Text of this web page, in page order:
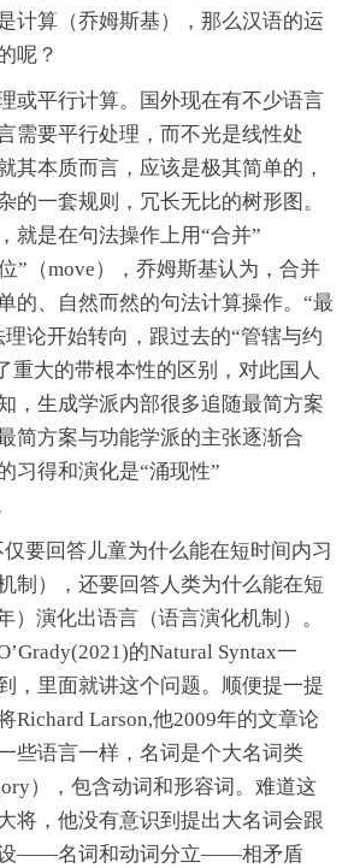
计算（乔姆斯基），那么汉语的运
呢？
平行计算。国外现在有不少语言
需要平行处理，而不光是线性处
其本质而言，应该是极其简单的，
的一套规则，冗长无比的树形图。
就是在句法操作上用“合并”
位”（move），乔姆斯基认为，合并
的、自然而然的句法计算操作。“最
论开始转向，跟过去的“管辖与约
重大的带根本性的区别，对此国人
，生成学派内部很多追随最简方案
简方案与功能学派的主张逐渐合
习得和演化是“涌现性”
回答儿童为什么能在短时间内习
制），还要回答人类为什么能在短
）演化出语言（语言演化机制）。
的Natural Syntax一
，里面就讲这个问题。顺便提一提
Richard Larson,他2009年的文章论
些语言一样，名词是个大名词类
），包含动词和形容词。难道这
将，他没有意识到提出大名词会跟
设——名词和动词分立——相矛盾